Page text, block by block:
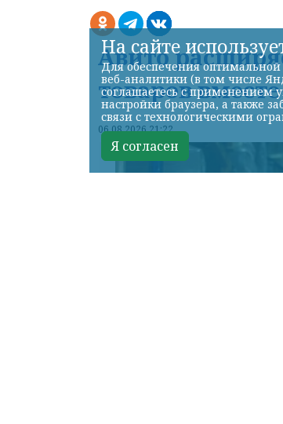
Авито
товаров
06.08.2026 21:22
На сайте
Для обеспечения оптимальной
веб-аналитики (в том числе
соглашаетесь с применением
настройки браузера, а также
связи с технологическими
Я согласен